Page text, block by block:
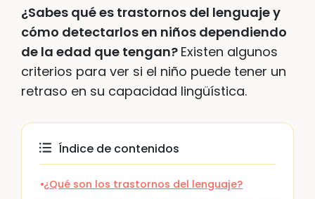
¿Sabes qué es trastornos del lenguaje y
cómo detectarlos en niños dependiendo
de la edad que tengan? Existen algunos
criterios para ver si el niño puede tener un
retraso en su capacidad lingüística.
Índice de contenidos
¿Qué son los trastornos del lenguaje?